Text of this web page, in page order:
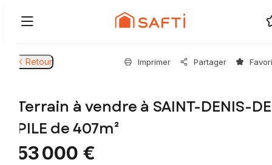
Retour Imprimer Partager
Terrain à vendre à SAINT-DENIS-
PILE de 407m²
53 000 €